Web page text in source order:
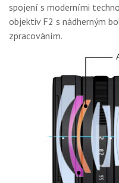
spojení s moderními
objektiv F2 s nádherným
zpracováním.